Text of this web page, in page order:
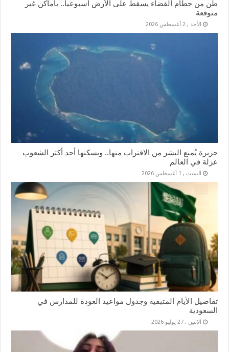
طن من حطام الفضاء يسقط على الأرض أسبوعياً.. بأماكن غير
متوقعة
الأحد , 2 أغسطس 2026
جزيرة يُمنع البشر من الاقتراب منها.. ويسكنها أحد أكثر الشعوب
عزلة في العالم
السبت , 1 أغسطس 2026
تفاصيل الأيام المتبقية وجدول مواعيد العودة للمدارس في
السعودية
الإثنين , 27 يوليو 2026